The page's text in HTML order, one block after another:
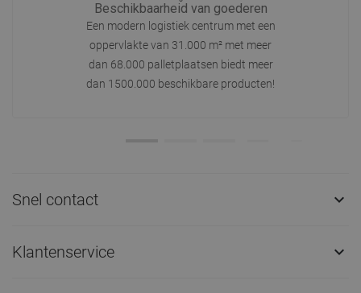
Beschikbaarheid van goederen
Een modern logistiek centrum met een
oppervlakte van 31.000 m² met meer
dan 68.000 palletplaatsen biedt meer
dan 1500.000 beschikbare producten!
Snel contact 
Klantenservice 